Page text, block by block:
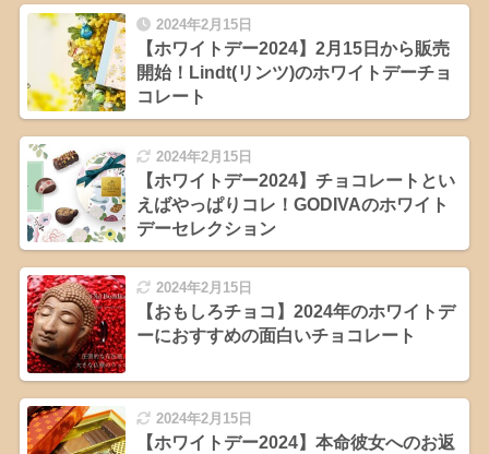
2024年2月15日
【ホワイトデー2024】2月15日から販売
開始！Lindt(リンツ)のホワイトデーチョ
コレート
2024年2月15日
【ホワイトデー2024】チョコレートとい
えばやっぱりコレ！GODIVAのホワイト
デーセレクション
2024年2月15日
【おもしろチョコ】2024年のホワイトデ
ーにおすすめの面白いチョコレート
2024年2月15日
【ホワイトデー2024】本命彼女へのお返